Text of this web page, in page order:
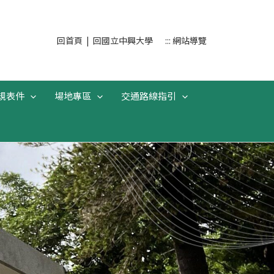
回首頁 | 回國立中興大學 ::: 網站導覽
表件 場地專區 交通路線指引